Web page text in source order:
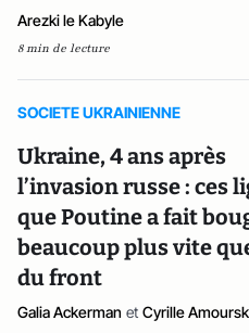
Arezki le Kabyle
8 min de lecture
SOCIETE UKRAINIENNE
Ukraine, 4 ans après
l’invasion russe : ces
que Poutine a fait
beaucoup plus vite
du front
Galia Ackerman et Cyrille